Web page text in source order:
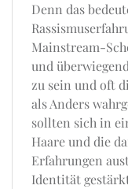
Denn das
Mainstream-
und
zu sein und oft
als Anders
sollten sich in
Haare und die
Erfahrungen
Identität